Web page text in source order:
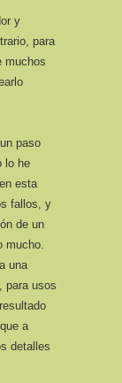
y
para
muchos
paso
lo he
esta
fallos, y
de un
mucho.
una
para usos
a
detalles